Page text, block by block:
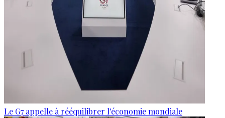
Le G7 appelle à rééquilibrer l'économie mondiale